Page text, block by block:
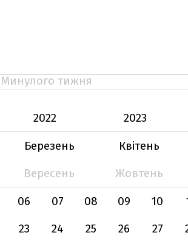
Минулого тижня
2022 2023
Березень Квітень
Вересень Жовтень
06 07 08 09 10
23 24 25 26 27